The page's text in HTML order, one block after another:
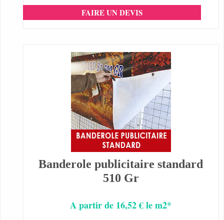
FAIRE UN DEVIS
Banderole publicitaire standard
510 Gr
A partir de 16,52 € le m2*